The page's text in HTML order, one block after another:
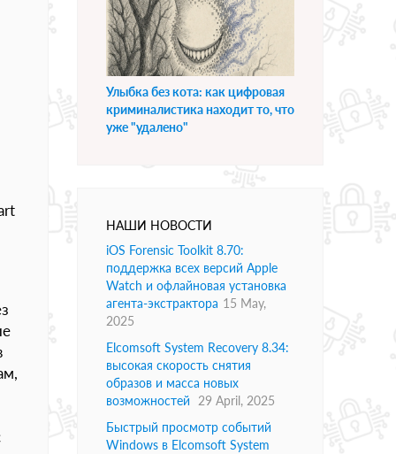
Улыбка без кота: как цифровая
криминалистика находит то, что
уже "удалено"
НАШИ НОВОСТИ
iOS Forensic Toolkit 8.70:
поддержка всех версий Apple
Watch и офлайновая установка
агента-экстрактора 15 May,
2025
Elcomsoft System Recovery 8.34:
высокая скорость снятия
образов и масса новых
возможностей
29 April, 2025
Быстрый просмотр событий
Windows в Elcomsoft System